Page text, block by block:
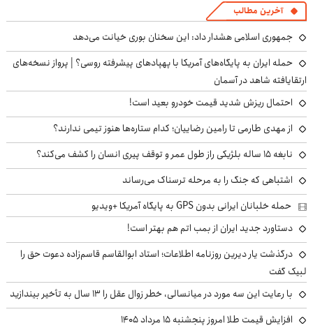
آخرین مطالب
جمهوری اسلامی هشدار داد: این سخنان بوری خیانت می‌دهد
حمله ایران به پایگاه‌های آمریکا با پهپادهای پیشرفته روسی؟ | پرواز نسخه‌های
ارتقایافته شاهد در آسمان
احتمال ریزش شدید قیمت خودرو بعید است!
از مهدی طارمی تا رامین رضاییان؛ کدام ستاره‌ها هنوز تیمی ندارند؟
نابغه ۱۵ ساله بلژیکی راز طول عمر و توقف پیری انسان را کشف می‌کند؟
اشتباهی که جنگ را به مرحله ترسناک می‌رساند
حمله خلبانان ایرانی بدون GPS به پایگاه آمریکا +ویدیو
دستاورد جدید ایران از بمب اتم هم بهتر است!
درگذشت یار دیرین روزنامه اطلاعات؛ استاد ابوالقاسم قاسم‌زاده دعوت حق را
لبیک گفت
با رعایت این سه مورد در میانسالی، خطر زوال عقل را ۱۳ سال به تأخیر بیندازید
افزایش قیمت طلا امروز پنجشنبه ۱۵ مرداد ۱۴۰۵